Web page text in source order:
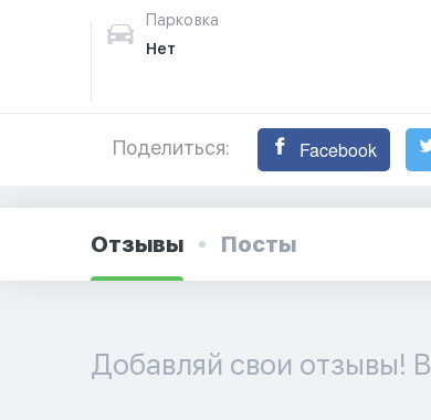
Парковка
Нет
Поделиться: Facebook
Отзывы Посты
Добавляй свои отзывы! В